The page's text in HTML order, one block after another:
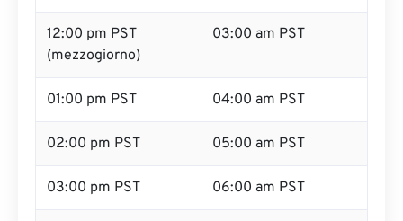
12:00 pm PST
(mezzogiorno)
03:00 am PST
01:00 pm PST 04:00 am PST
02:00 pm PST 05:00 am PST
03:00 pm PST 06:00 am PST